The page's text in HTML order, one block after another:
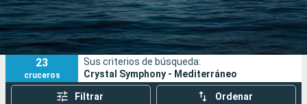
Fecha de salida
Puertos Compañías
Buscar
23
cruceros
Sus criterios de búsqueda:
Crystal Symphony - Mediterráneo
Filtrar Ordenar